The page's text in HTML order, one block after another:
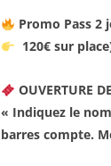
Promo Pass 2
120€ sur
OUVERTURE
« Indiquez le
barres compte.